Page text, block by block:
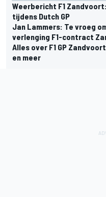
Weerbericht F1
tijdens Dutch GP
Jan Lammers: Te vroeg
verlenging F1-contract
Alles over F1 GP
en meer